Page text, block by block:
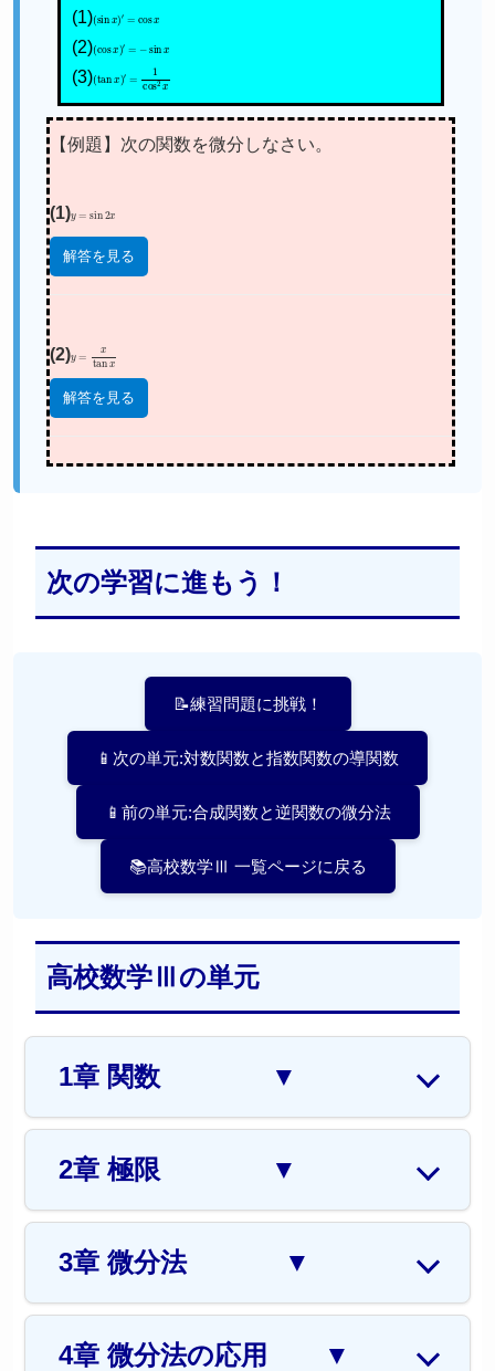
(1)( sin )=
(2)( )′ x
(3)(tan )′= cos2
【例題】次の関数を微分しなさい。
(1) sin 2x
解答を見る
(2) tan
解答を見る
次の学習に進もう！
📝練習問題に挑戦！
📱次の単元:対数関数と指数関数の導関数
📱前の単元:合成関数と逆関数の微分法
📚高校数学Ⅲ 一覧ページに戻る
高校数学Ⅲの単元
1章 関数 ▼
2章 極限 ▼
3章 微分法 ▼
4章 微分法の応用 ▼